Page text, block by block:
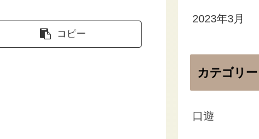
コピー
2023年3月
カテゴリー
口遊